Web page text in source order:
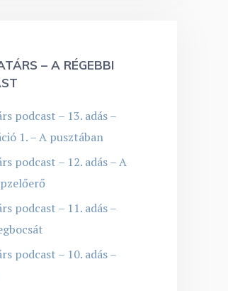
– A RÉGEBBI
podcast – 13. adás –
1. – A pusztában
podcast – 12. adás – A
podcast – 11. adás –
podcast – 10. adás –